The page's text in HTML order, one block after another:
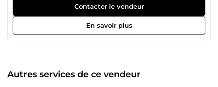
adaptées à leurs objectifs. Mon expertise en PHP,
JavaScript, Laravel, Vue.js/React.js et autres technologies
modernes me permet de livrer des solutions innovantes,
fiables et sur mesure, parfaitement alignées avec vos
des solutions digitales qui vous ressemblent. Chaque
projet est unique, et mon rôle est de vous fournir un
Contacter le vendeur
En savoir plus
Autres services de ce vendeur